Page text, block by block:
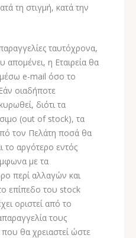
τη στιγμή, κατά την
ταυτόχρονα,
η Εταιρεία θα
e-mail όσο το
οιαδήποτε
διότι τα
(out of stock), τα
τον Πελάτη ποσά θα
το αργότερο εντός
με τα
περί αλλαγών και
επίπεδο του stock
οριστεί από το
τους
θα χρειαστεί ώστε